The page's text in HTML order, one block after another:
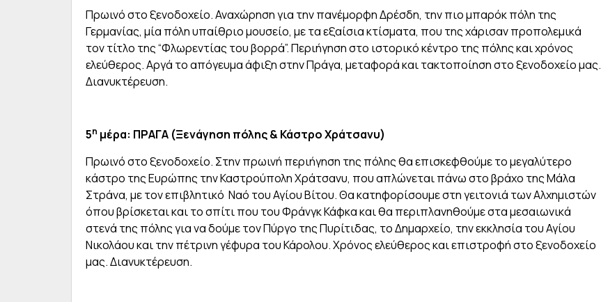
Πρωινό στο ξενοδοχείο. Αναχώρηση για την πανέμορφη Δρέσδη, την πιο μπαρόκ πόλη της
Γερμανίας, μία πόλη υπαίθριο μουσείο, με τα εξαίσια κτίσματα, που της χάρισαν προπολεμικά
τον τίτλο της “Φλωρεντίας του βορρά”. Περιήγηση στο ιστορικό κέντρο της πόλης και χρόνος
ελεύθερος. Αργά το απόγευμα άφιξη στην Πράγα, μεταφορά και τακτοποίηση στο ξενοδοχείο μας.
Διανυκτέρευση.
5η μέρα: ΠΡΑΓΑ (Ξενάγηση πόλης & Κάστρο Χράτσανυ)
Πρωινό στο ξενοδοχείο. Στην πρωινή περιήγηση της πόλης θα επισκεφθούμε το μεγαλύτερο
κάστρο της Ευρώπης την Καστρούπολη Χράτσανυ, που απλώνεται πάνω στο βράχο της Μάλα
Στράνα, με τον επιβλητικό Ναό του Αγίου Βίτου. Θα κατηφορίσουμε στη γειτονιά των Αλχημιστών
όπου βρίσκεται και το σπίτι που του Φράνγκ Κάφκα και θα περιπλανηθούμε στα μεσαιωνικά
στενά της πόλης για να δούμε τον Πύργο της Πυρίτιδας, το Δημαρχείο, την εκκλησία του Αγίου
Νικολάου και την πέτρινη γέφυρα του Κάρολου. Χρόνος ελεύθερος και επιστροφή στο ξενοδοχείο
μας. Διανυκτέρευση.